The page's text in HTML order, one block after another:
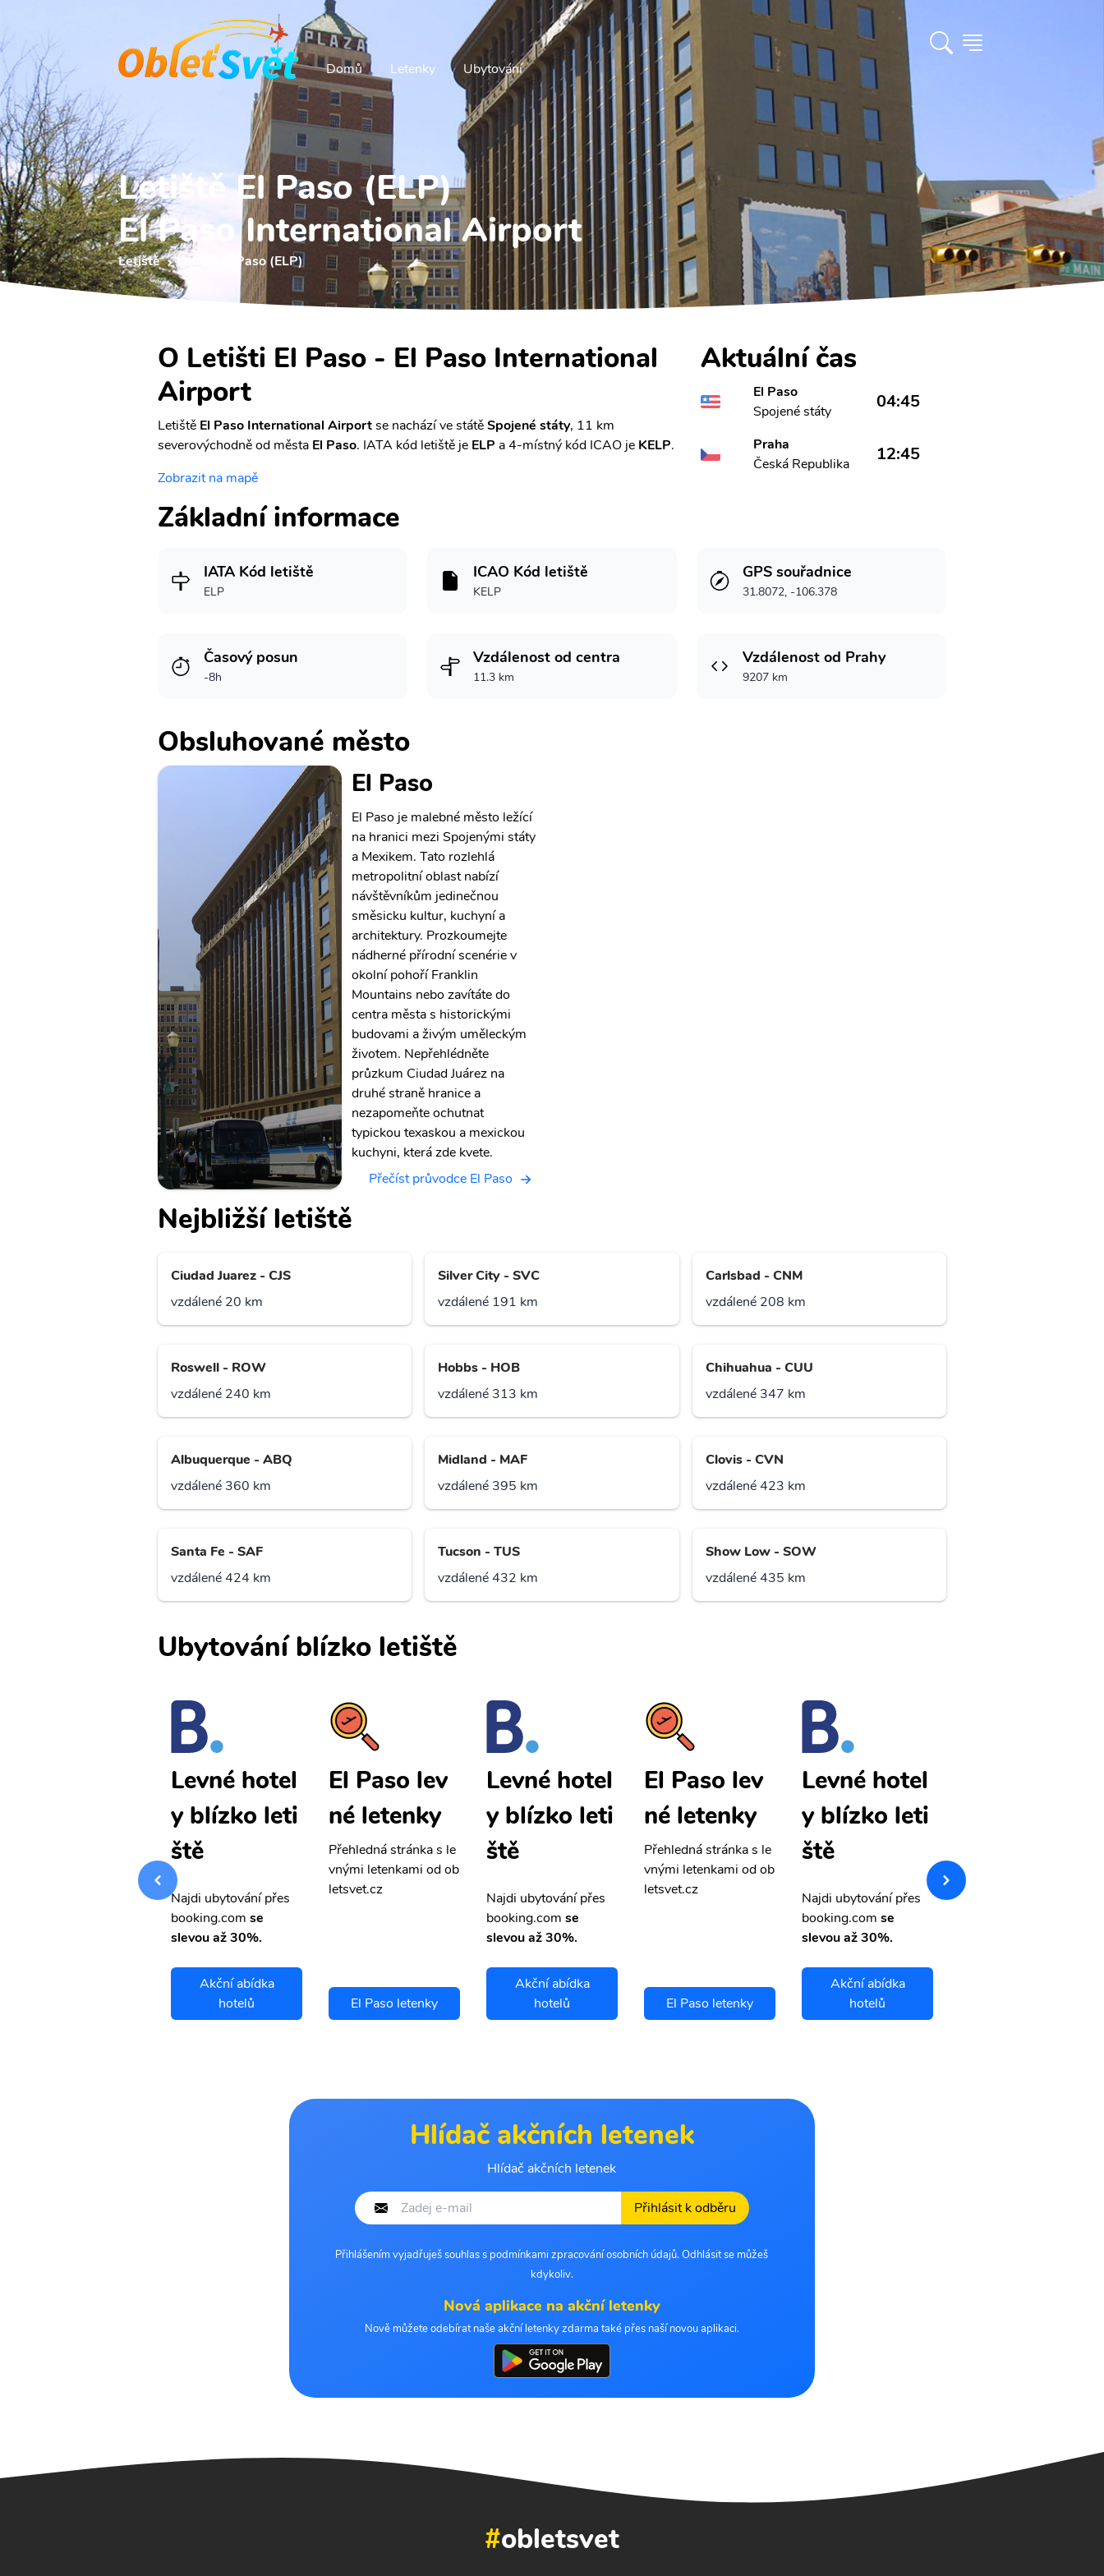
Domů Letenky Ubytování
Letiště El Paso (ELP)
El Paso International Airport
Letiště Letiště El Paso (ELP)
O Letišti El Paso - El Paso International
Airport
Letiště El Paso International Airportse nachází ve státěSpojené státy, 11 km
severovýchodně od města El Paso. IATA kód letiště je ELP a 4-místný kód ICAO je KELP.
Zobrazit na mapě
Aktuální čas
El Paso
Spojené státy
04:45
Praha
Česká Republika
12:45
Základní informace
IATA Kód letiště
ELP
ICAO Kód letiště
KELP
GPS souřadnice
31.8072, -106.378
Časový posun
-8h
Vzdálenost od centra
11.3 km
Vzdálenost od Prahy
9207 km
Obsluhované město
El Paso
El Paso je malebné město ležící
na hranici mezi Spojenými státy
a Mexikem. Tato rozlehlá
metropolitní oblast nabízí
návštěvníkům jedinečnou
směsicku kultur, kuchyní a
architektury. Prozkoumejte
nádherné přírodní scenérie v
okolní pohoří Franklin
Mountains nebo zavítáte do
centra města s historickými
budovami a živým uměleckým
životem. Nepřehlédněte
průzkum Ciudad Juárez na
druhé straně hranice a
nezapomeňte ochutnat
typickou texaskou a mexickou
kuchyni, která zde kvete.
Přečíst průvodce El Paso
Nejbližší letiště
Ciudad Juarez - CJS
vzdálené 20 km
Silver City - SVC
vzdálené 191 km
Carlsbad - CNM
vzdálené 208 km
Roswell - ROW
vzdálené 240 km
Hobbs - HOB
vzdálené 313 km
Chihuahua - CUU
vzdálené 347 km
Albuquerque - ABQ
vzdálené 360 km
Midland - MAF
vzdálené 395 km
Clovis - CVN
vzdálené 423 km
Santa Fe - SAF
vzdálené 424 km
Tucson - TUS
vzdálené 432 km
Show Low - SOW
vzdálené 435 km
Ubytování blízko letiště
vnými letenkami od ob
Levné hotel
y blízko leti
ště
Najdi ubytování přes
booking.com se
slevou až 30%.
Akční abídka
hotelů
El Paso lev
né letenky
Přehledná stránka s le
vnými letenkami od ob
letsvet.cz
El Paso letenky
Levné hotel
y blízko leti
ště
Najdi ubytování přes
booking.com se
slevou až 30%.
Akční abídka
hotelů
El Paso lev
né letenky
Přehledná stránka s le
vnými letenkami od ob
letsvet.cz
El Paso letenky
Levné hotel
y blízko leti
ště
Najdi ubytování přes
booking.com se
slevou až 30%.
Akční abídka
hotelů
vnými letenkami od ob
letsvet.cz
Hlídač akčních letenek
Hlídač akčních letenek
Přihlásit k odběru
Přihlášením vyjadřuješ souhlas s podmínkami zpracování osobních údajů. Odhlásit se můžeš
kdykoliv.
Nová aplikace na akční letenky
Nově můžete odebírat naše akční letenky zdarma také přes naší novou aplikaci.
#obletsvet